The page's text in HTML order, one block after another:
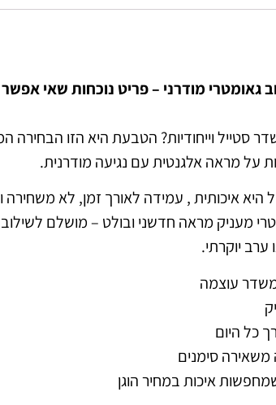
גאומטרי מודרני – פריט נוכחות שאי אפשר
וייחודיות? הטבעת היא הזו הבחירה
על מראה אלגנטית עם נגיעה מודרנית.
היא איכותית , עמידה לאורך זמן, לא משחירה
מעניק מראה חדשני ובולט – מושלם
ערב יוקרתי.
עוצמה
כל היום
משאירה סימנים
איכות במחיר הוגן